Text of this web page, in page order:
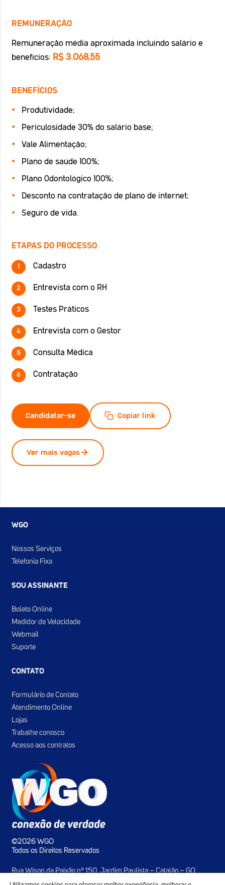
REMUNERAÇÃO
Remuneração média aproximada incluindo salário e
benefícios: R$ 3.068,55
BENEFÍCIOS
Produtividade;
Periculosidade 30% do salário base;
Vale Alimentação;
Plano de saúde 100%;
Plano Odontológico 100%;
Desconto na contratação de plano de internet;
Seguro de vida.
ETAPAS DO PROCESSO
Cadastro
Entrevista com o RH
Testes Práticos
Entrevista com o Gestor
Consulta Médica
Contratação
Candidatar-se Copiar link
Ver mais vagas
WGO
Nossos Serviços
Telefonia Fixa
SOU ASSINANTE
Boleto Online
Medidor de Velocidade
Webmail
Suporte
CONTATO
Formulário de Contato
Atendimento Online
Lojas
Trabalhe conosco
Acesso aos contratos
©2026 WGO
Todos os Direitos Reservados
Rua Wison da Paixão nº 150, Jardim Paulista – Catalão – GO,